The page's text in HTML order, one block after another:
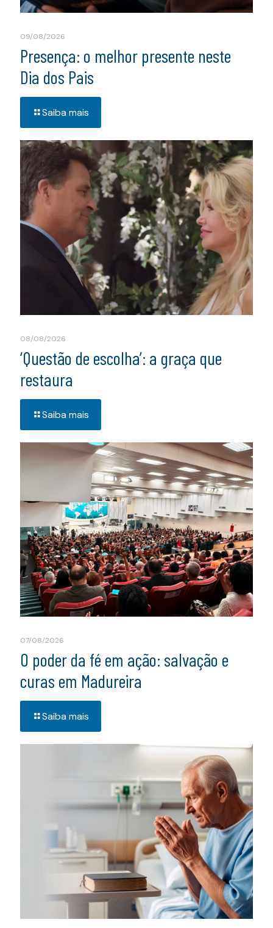
09/08/2026
Presença: o melhor presente neste
Dia dos Pais
Saiba mais
08/08/2026
‘Questão de escolha’: a graça que
restaura
Saiba mais
07/08/2026
O poder da fé em ação: salvação e
curas em Madureira
Saiba mais